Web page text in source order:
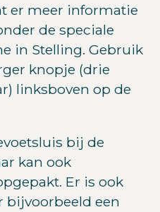
er meer informatie
de speciale
in Stelling. Gebruik
knopje (drie
linksboven op de
bij de
kan ook
Er is ook
bijvoorbeeld een